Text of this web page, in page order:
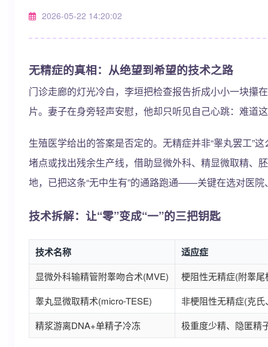
2026-05-22 14:20:02
无精症的真相：从绝望到希望的技术之路
门诊走廊的灯光冷白，李垣把检查报告折成小小一块攥
片。妻子在身旁轻声安慰，他却只听见自己心跳：难道
生殖医学给出的答案是否定的。无精症并非“睾丸罢工”
堵点或找出残余生产线，借助显微外科、精显微取精、
地，已把这条“无中生有”的通路跑通——关键在选对医院
技术拆解：让“零”变成“一”的三把钥匙
技术名称 适应症
显微外科输精管附睾吻合术(MVE)
梗阻性无精症(附睾尾
睾丸显微取精术(micro-TESE)
非梗阻性无精症(克
精浆游离DNA+单精子冷冻
极重度少精、隐匿精